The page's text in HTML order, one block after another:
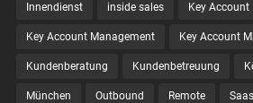
Innendienst inside sales Key Account
Key Account Management Key Account
Kundenberatung Kundenbetreuung
München Outbound Remote Saas